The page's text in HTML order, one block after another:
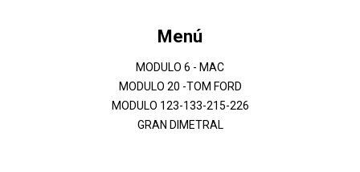
Menú
MODULO 6 - MAC
MODULO 20 -TOM FORD
MODULO 123-133-215-226
GRAN DIMETRAL